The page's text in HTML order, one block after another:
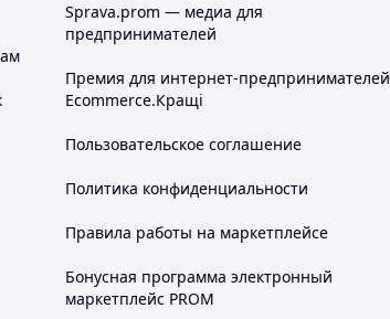
Sprava.prom — медиа для
предпринимателей
Премия для интернет-предпринимателей
Ecommerce.Кращі
Пользовательское соглашение
Политика конфиденциальности
Правила работы на маркетплейсе
Бонусная программа электронный
маркетплейс PROM